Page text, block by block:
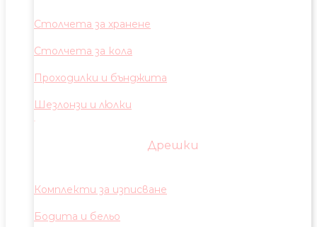
Столчета за хранене
Столчета за кола
Проходилки и бънджита
Шезлонзи и люлки
Дрешки
Комплекти за изписване
Бодита и бельо